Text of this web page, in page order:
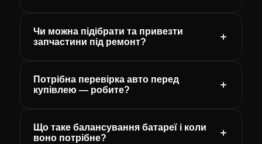
Чи можна підібрати та привезти
запчастини під ремонт?
Потрібна перевірка авто перед
купівлею — робите?
Що таке балансування батареї і коли
воно потрібне?